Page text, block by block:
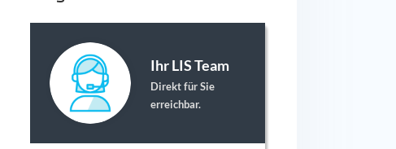
Ihr LIS Team
Direkt für Sie
erreichbar.